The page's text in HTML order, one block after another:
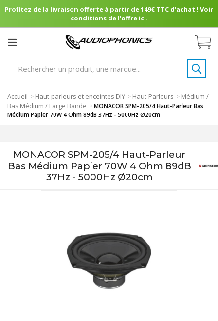
Profitez de la livraison offerte à partir de 149€ TTC d'achat ! Voir
conditions de l'offre ici.
Accueil > Haut-parleurs et enceintes DIY > Haut-Parleurs > Médium /
Bas Médium / Large Bande >MONACOR SPM-205/4 Haut-Parleur Bas
Médium Papier 70W 4 Ohm 89dB 37Hz - 5000Hz Ø20cm
MONACOR SPM-205/4 Haut-Parleur
Bas Médium Papier 70W 4 Ohm 89dB
37Hz - 5000Hz Ø20cm